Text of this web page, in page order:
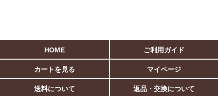
HOME ご利用ガイド
カートを見る マイページ
送料について 返品・交換について